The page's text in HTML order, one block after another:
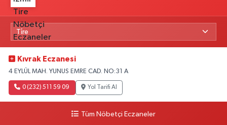
Kıvrak Eczanesi
4 EYLÜL MAH. YUNUS EMRE CAD. NO:31 A
0 (232) 511 59 09 Yol Tarifi Al
Tüm Nöbetçi Eczaneler